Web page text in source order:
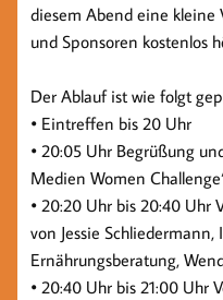
diesem Abend eine kleine
und Sponsoren kostenlos
Der Ablauf ist wie folgt
• Eintreffen bis 20 Uhr
• 20:05 Uhr Begrüßung
Medien Women
• 20:20 Uhr bis 20:40 Uhr
von Jessie
Ernährungsberatung,
• 20:40 Uhr bis 21:00 Uhr